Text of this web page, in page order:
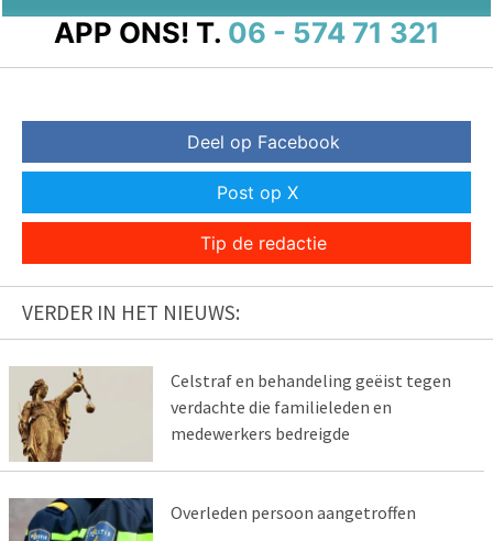
APP ONS! T. 06 - 574 71 321
Deel op Facebook
Post op X
Tip de redactie
VERDER IN HET NIEUWS:
Celstraf en behandeling geëist tegen
verdachte die familieleden en
medewerkers bedreigde
Overleden persoon aangetroffen